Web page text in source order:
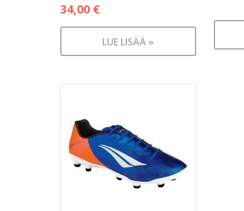
34,00 €
LUE LISÄÄ »